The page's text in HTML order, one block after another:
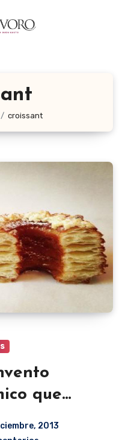
croissant
que
York
2013